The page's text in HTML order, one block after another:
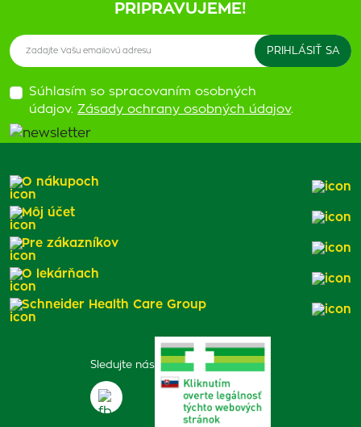
PRIPRAVUJEME!
Súhlasím so spracovaním osobných
údajov. Zásady ochrany osobných údajov.
Sledujte nás
O nákupoch
Môj účet
Pre zákazníkov
O lekárňach
Schneider Health Care Group